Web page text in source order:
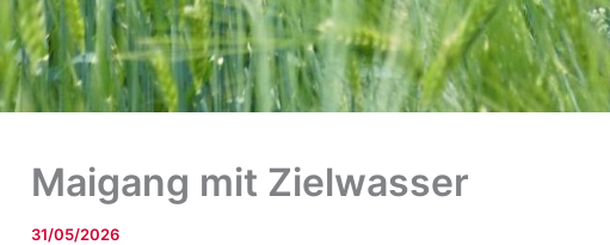
Maigang mit Zielwasser
31/05/2026